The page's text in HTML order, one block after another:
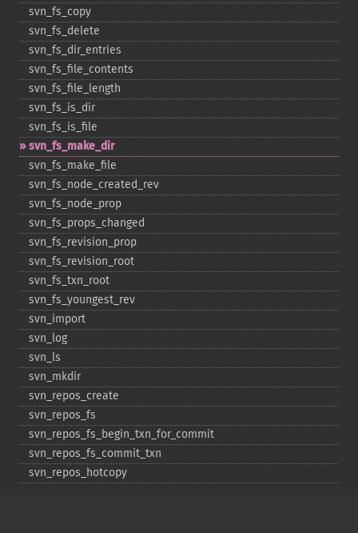
svn_​fs_​copy
svn_​fs_​delete
svn_​fs_​dir_​entries
svn_​fs_​file_​contents
svn_​fs_​file_​length
svn_​fs_​is_​dir
svn_​fs_​is_​file
svn_​fs_​make_​dir
svn_​fs_​make_​file
svn_​fs_​node_​created_​rev
svn_​fs_​node_​prop
svn_​fs_​props_​changed
svn_​fs_​revision_​prop
svn_​fs_​revision_​root
svn_​fs_​txn_​root
svn_​fs_​youngest_​rev
svn_​import
svn_​log
svn_​ls
svn_​mkdir
svn_​repos_​create
svn_​repos_​fs
svn_​repos_​fs_​begin_​txn_​for_​commit
svn_​repos_​fs_​commit_​txn
svn_​repos_​hotcopy